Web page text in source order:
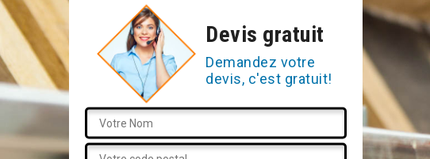
Devis gratuit
Demandez votre
devis, c'est gratuit!